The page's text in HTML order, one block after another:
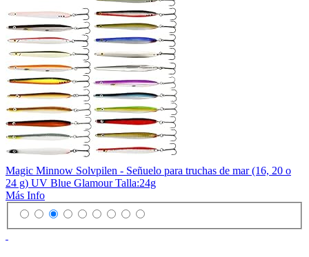
Magic Minnow Solvpilen - Señuelo para truchas de mar (16, 20 o
24 g) UV Blue Glamour Talla:24g
Más Info